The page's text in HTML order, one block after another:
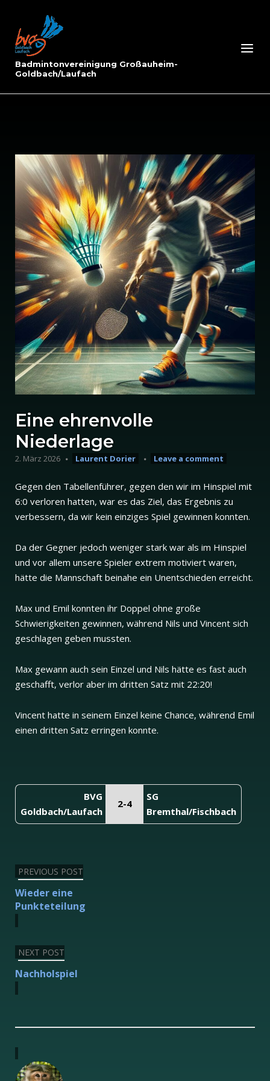
content
Badmintonvereinigung Großauheim-
Goldbach/Laufach
Menu
Eine ehrenvolle
Niederlage
2. März 2026 Laurent Dorier Leave a comment
Gegen den Tabellenführer, gegen den wir im Hinspiel mit
6:0 verloren hatten, war es das Ziel, das Ergebnis zu
verbessern, da wir kein einziges Spiel gewinnen konnten.
Da der Gegner jedoch weniger stark war als im Hinspiel
und vor allem unsere Spieler extrem motiviert waren,
hätte die Mannschaft beinahe ein Unentschieden erreicht.
Max und Emil konnten ihr Doppel ohne große
Schwierigkeiten gewinnen, während Nils und Vincent sich
geschlagen geben mussten.
Max gewann auch sein Einzel und Nils hätte es fast auch
geschafft, verlor aber im dritten Satz mit 22:20!
Vincent hatte in seinem Einzel keine Chance, während Emil
einen dritten Satz erringen konnte.
BVG
Goldbach/Laufach
2-4
SG
Bremthal/Fischbach
Beitragsnavigation
PREVIOUS POST
Wieder eine
Punkteteilung
NEXT POST
Nachholspiel